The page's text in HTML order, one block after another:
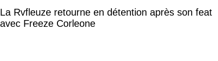
La Rvfleuze retourne en détention après son feat
avec Freeze Corleone